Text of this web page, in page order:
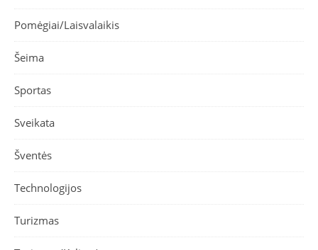
Pomėgiai/Laisvalaikis
Šeima
Sportas
Sveikata
Šventės
Technologijos
Turizmas